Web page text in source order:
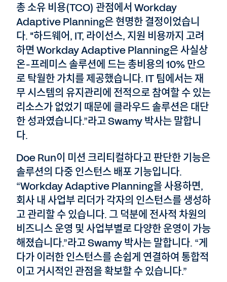
총 소유 비용(TCO) 관점에서 Workday
Adaptive Planning은 현명한 결정이었습니
다. "하드웨어, IT, 라이선스, 지원 비용까지 고려
하면 Workday Adaptive Planning은 사실상
온-프레미스 솔루션에 드는 총비용의 10% 만으
로 탁월한 가치를 제공했습니다. IT 팀에서는 재
무 시스템의 유지관리에 전적으로 참여할 수 있는
리소스가 없었기 때문에 클라우드 솔루션은 대단
한 성과였습니다.”라고 Swamy 박사는 말합니
다.
Doe Run이 미션 크리티컬하다고 판단한 기능은
솔루션의 다중 인스턴스 배포 기능입니다.
“Workday Adaptive Planning을 사용하면,
회사 내 사업부 리더가 각자의 인스턴스를 생성하
고 관리할 수 있습니다. 그 덕분에 전사적 차원의
비즈니스 운영 및 사업부별로 다양한 운영이 가능
해졌습니다.”라고 Swamy 박사는 말합니다. “게
다가 이러한 인스턴스를 손쉽게 연결하여 통합적
이고 거시적인 관점을 확보할 수 있습니다.”